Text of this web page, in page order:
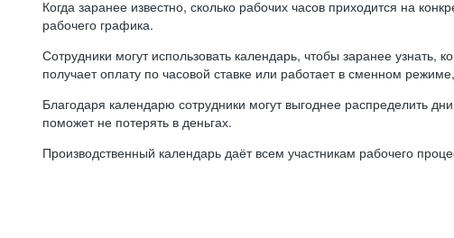
Когда заранее известно, сколько рабочих часов приходится на
рабочего графика.
Сотрудники могут использовать календарь, чтобы заранее
получает оплату по часовой ставке или работает в сменном
Благодаря календарю сотрудники могут выгоднее распределить
поможет не потерять в деньгах.
Производственный календарь даёт всем участникам рабочего